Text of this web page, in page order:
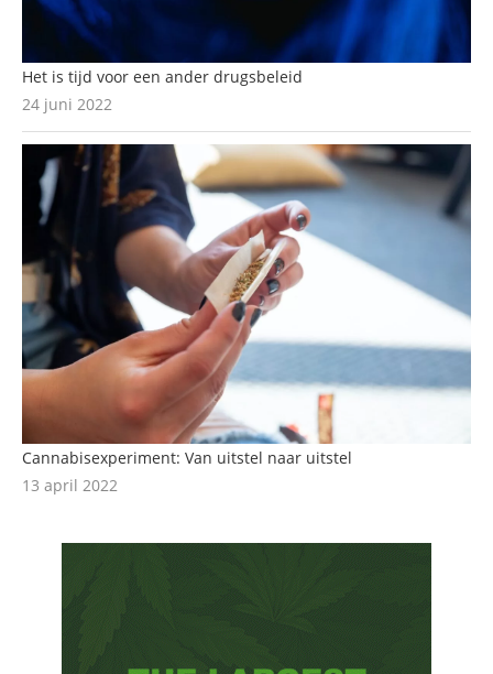
Het is tijd voor een ander drugsbeleid
24 juni 2022
Cannabisexperiment: Van uitstel naar uitstel
13 april 2022